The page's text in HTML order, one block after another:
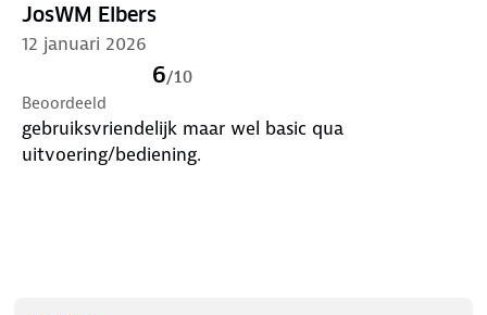
JosWM Elbers
12 januari 2026
6/10
Beoordeeld
gebruiksvriendelijk maar wel basic qua
uitvoering/bediening.